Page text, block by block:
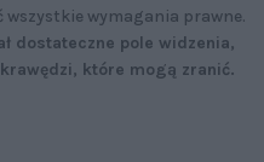
wszystkie wymagania prawne.
dostateczne pole widzenia,
które mogą zranić.